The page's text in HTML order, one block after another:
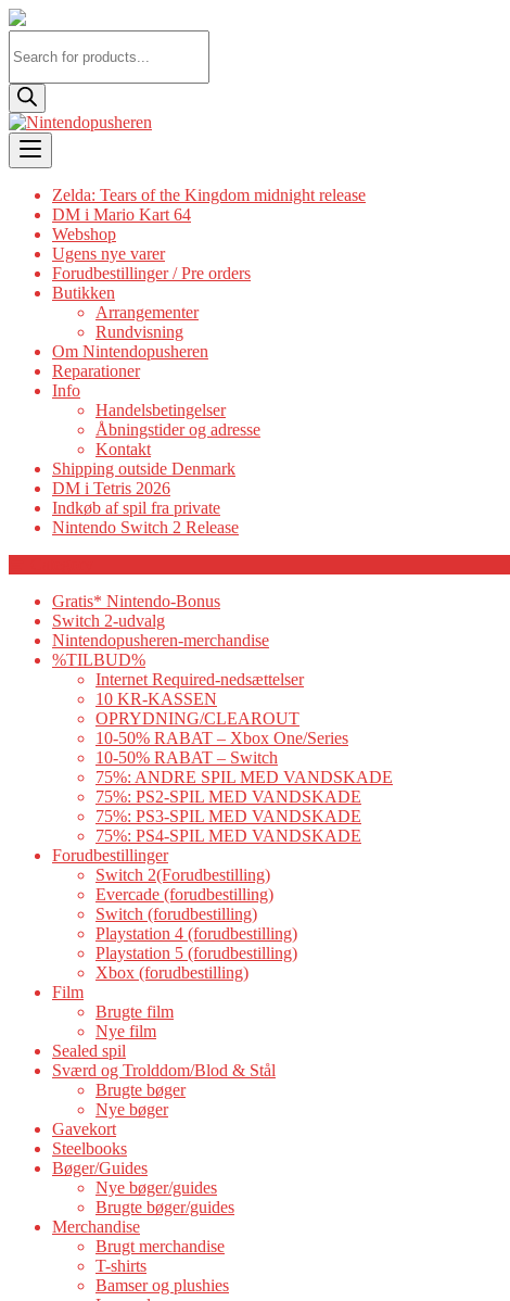
search
Skip
to
content
Zelda: Tears of the Kingdom midnight release
DM i Mario Kart 64
Webshop
Ugens nye varer
Forudbestillinger / Pre orders
Butikken
Arrangementer
Rundvisning
Om Nintendopusheren
Reparationer
Info
Handelsbetingelser
Åbningstider og adresse
Kontakt
Shipping outside Denmark
DM i Tetris 2026
Indkøb af spil fra private
Nintendo Switch 2 Release
Gratis* Nintendo-Bonus
Switch 2-udvalg
Nintendopusheren-merchandise
%TILBUD%
Internet Required-nedsættelser
10 KR-KASSEN
OPRYDNING/CLEAROUT
10-50% RABAT – Xbox One/Series
10-50% RABAT – Switch
75%: ANDRE SPIL MED VANDSKADE
75%: PS2-SPIL MED VANDSKADE
75%: PS3-SPIL MED VANDSKADE
75%: PS4-SPIL MED VANDSKADE
Forudbestillinger
Switch 2(Forudbestilling)
Evercade (forudbestilling)
Switch (forudbestilling)
Playstation 4 (forudbestilling)
Playstation 5 (forudbestilling)
Xbox (forudbestilling)
Film
Brugte film
Nye film
Sealed spil
Sværd og Trolddom/Blod & Stål
Brugte bøger
Nye bøger
Gavekort
Steelbooks
Bøger/Guides
Nye bøger/guides
Brugte bøger/guides
Merchandise
Brugt merchandise
T-shirts
Bamser og plushies